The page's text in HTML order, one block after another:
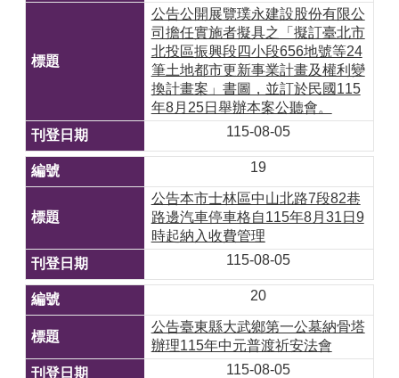
公告公開展覽璞永建設股份有限公
司擔任實施者擬具之「擬訂臺北市
北投區振興段四小段656地號等24
筆土地都市更新事業計畫及權利變
換計畫案」書圖，並訂於民國115
年8月25日舉辦本案公聽會。
115-08-05
19
公告本市士林區中山北路7段82巷
路邊汽車停車格自115年8月31日9
時起納入收費管理
115-08-05
20
公告臺東縣大武鄉第一公墓納骨塔
辦理115年中元普渡祈安法會
115-08-05